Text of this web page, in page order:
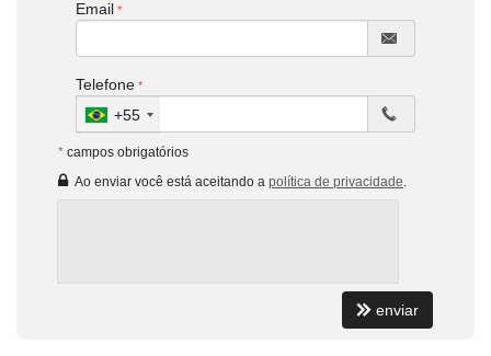
Email
Telefone
+55
* campos obrigatórios
Ao enviar você está aceitando a política de privacidade
enviar